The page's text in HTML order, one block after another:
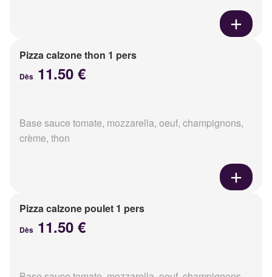
Pizza calzone thon 1 pers
Dès 11.50 €
Base sauce tomate, mozzarella, oeuf, champignons,
crème, thon
Pizza calzone poulet 1 pers
Dès 11.50 €